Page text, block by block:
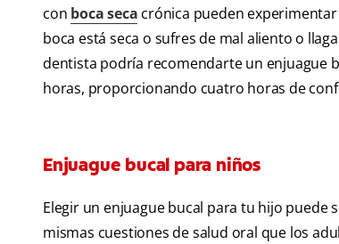
con boca seca crónica pueden
boca está seca o sufres de mal aliento o
dentista podría recomendarte un enjuague
horas, proporcionando cuatro horas de
Enjuague bucal para niños
Elegir un enjuague bucal para tu hijo puede
mismas cuestiones de salud oral que los